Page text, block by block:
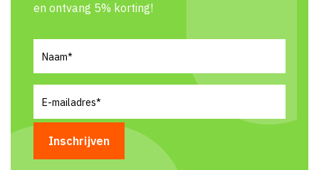
en ontvang 5% korting!
mailadres(Vereist)